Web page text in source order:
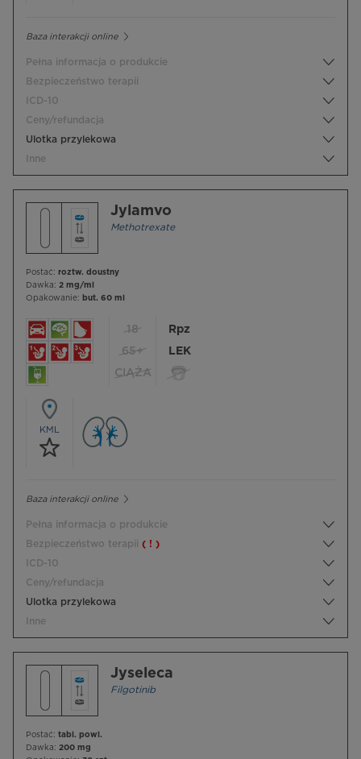
Baza interakcji online
Pełna informacja o produkcie
Bezpieczeństwo terapii
ICD-10
Ceny/refundacja
Ulotka przylekowa
Inne
Jylamvo
Methotrexate
Postać: roztw. doustny
Dawka: 2 mg/ml
Opakowanie: but. 60 ml
18
65+
CIĄŻA
Rpz
LEK
KML
Baza interakcji online
Pełna informacja o produkcie
Bezpieczeństwo terapii ( ! )
ICD-10
Ceny/refundacja
Ulotka przylekowa
Inne
Jyseleca
Filgotinib
Postać: tabl. powl.
Dawka: 200 mg